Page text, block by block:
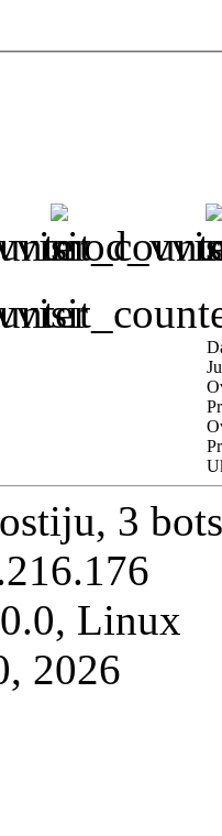
3
Linux
2026